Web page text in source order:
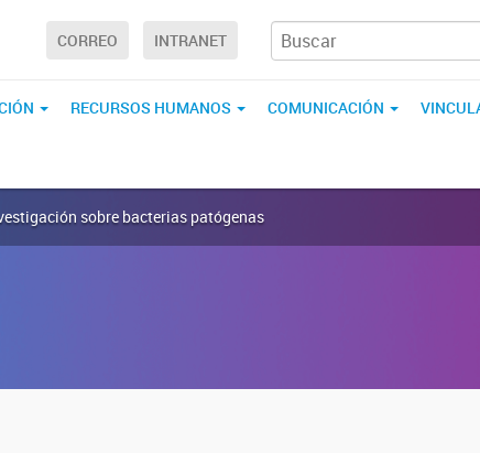
CORREO INTRANET
RECURSOS HUMANOS COMUNICACIÓN
sobre bacterias patógenas